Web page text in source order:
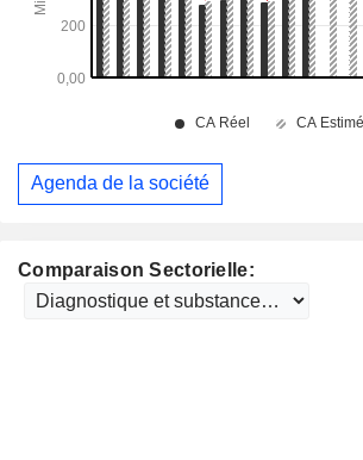
Comparaison Sectorielle:
Agenda de la société